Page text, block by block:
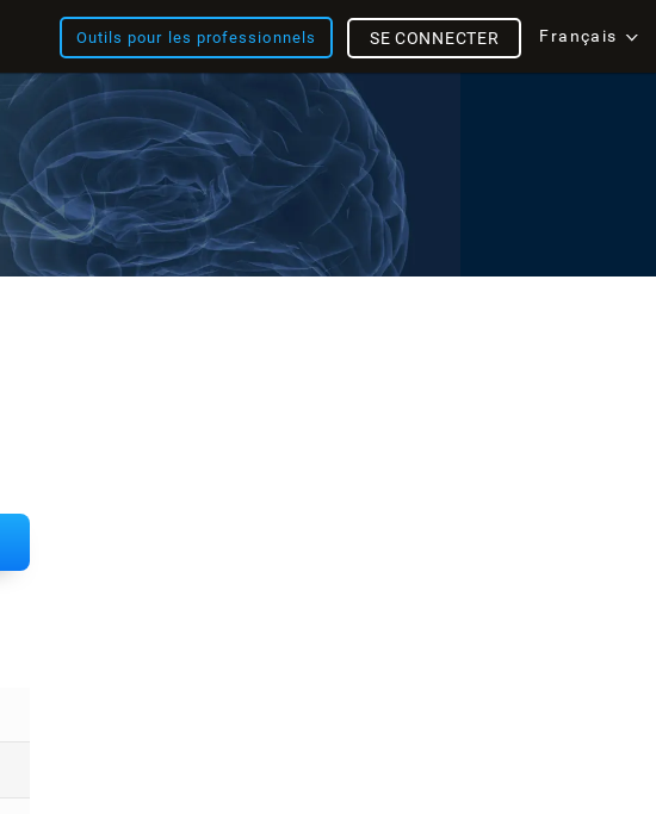
Outils pour les professionnels Français
SE CONNECTER